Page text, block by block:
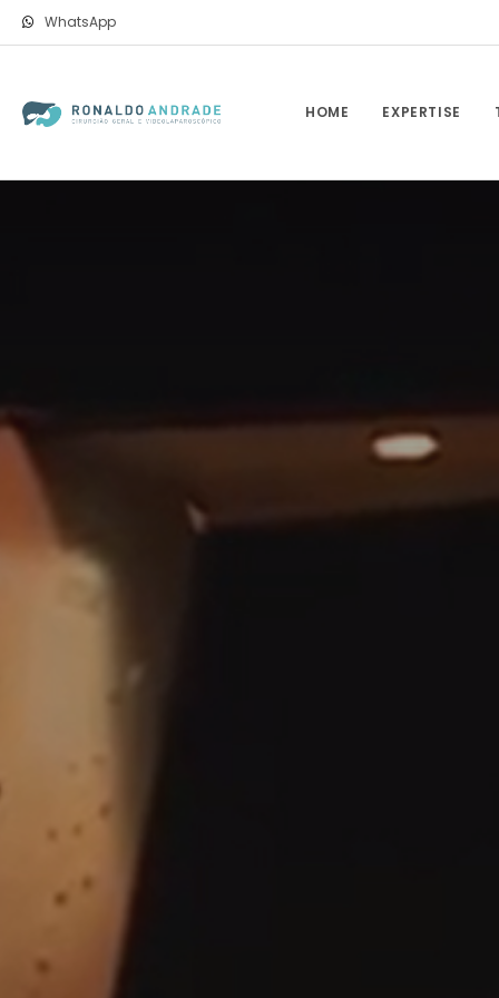
WhatsApp
HOME EXPERTISE